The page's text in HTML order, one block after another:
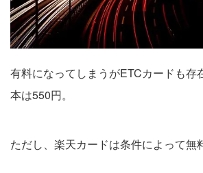
有料になってしまうがETCカードも存
本は550円。
ただし、楽天カードは条件によって無